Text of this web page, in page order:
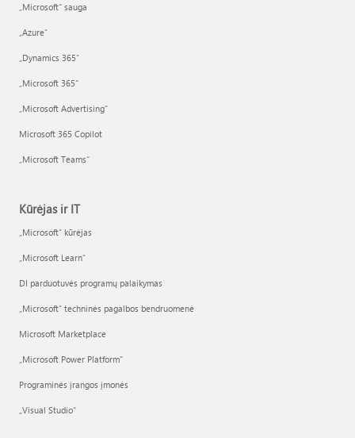
„Microsoft“ sauga
„Azure”
„Dynamics 365“
„Microsoft 365“
„Microsoft Advertising“
Microsoft 365 Copilot
„Microsoft Teams“
Kūrėjas ir IT
„Microsoft“ kūrėjas
„Microsoft Learn“
DI parduotuvės programų palaikymas
„Microsoft“ techninės pagalbos bendruomenė
Microsoft Marketplace
„Microsoft Power Platform“
Programinės įrangos įmonės
„Visual Studio“